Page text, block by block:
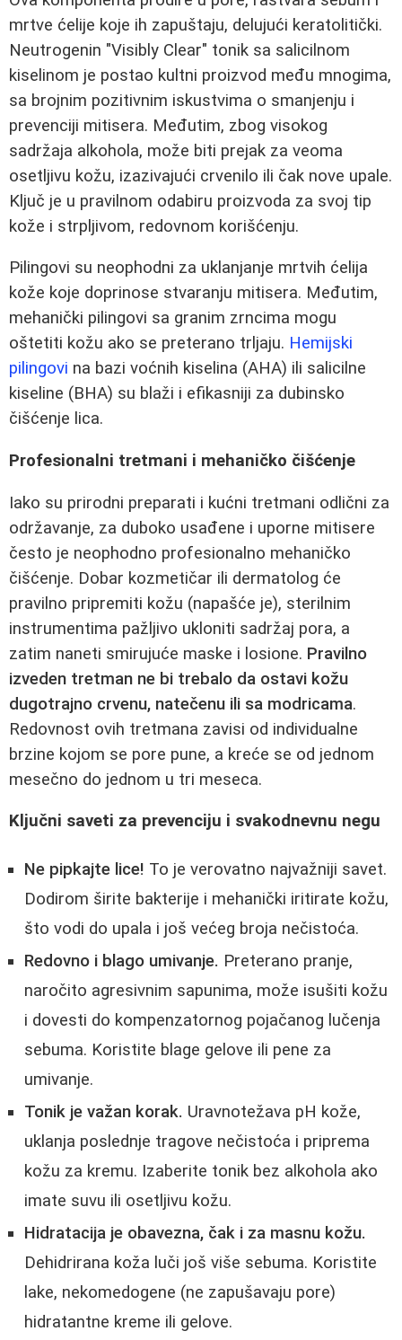
mrtve ćelije koje ih zapuštaju, delujući keratolitički.
Neutrogenin "Visibly Clear" tonik sa salicilnom
kiselinom je postao kultni proizvod među mnogima,
sa brojnim pozitivnim iskustvima o smanjenju i
prevenciji mitisera. Međutim, zbog visokog
sadržaja alkohola, može biti prejak za veoma
osetljivu kožu, izazivajući crvenilo ili čak nove upale.
Ključ je u pravilnom odabiru proizvoda za svoj tip
kože i strpljivom, redovnom korišćenju.
Pilingovi su neophodni za uklanjanje mrtvih ćelija
kože koje doprinose stvaranju mitisera. Međutim,
mehanički pilingovi sa granim zrncima mogu
oštetiti kožu ako se preterano trljaju. Hemijski
pilingovi na bazi voćnih kiselina (AHA) ili salicilne
kiseline (BHA) su blaži i efikasniji za dubinsko
čišćenje lica.
Profesionalni tretmani i mehaničko čišćenje
Iako su prirodni preparati i kućni tretmani odlični za
održavanje, za duboko usađene i uporne mitisere
često je neophodno profesionalno mehaničko
čišćenje. Dobar kozmetičar ili dermatolog će
pravilno pripremiti kožu (napašće je), sterilnim
instrumentima pažljivo ukloniti sadržaj pora, a
zatim naneti smirujuće maske i losione. Pravilno
izveden tretman ne bi trebalo da ostavi kožu
dugotrajno crvenu, natečenu ili sa modricama.
Redovnost ovih tretmana zavisi od individualne
brzine kojom se pore pune, a kreće se od jednom
mesečno do jednom u tri meseca.
Ključni saveti za prevenciju i svakodnevnu negu
Ne pipkajte lice! To je verovatno najvažniji savet.
Dodirom širite bakterije i mehanički iritirate kožu,
što vodi do upala i još većeg broja nečistoća.
Redovno i blago umivanje. Preterano pranje,
naročito agresivnim sapunima, može isušiti kožu
i dovesti do kompenzatornog pojačanog lučenja
sebuma. Koristite blage gelove ili pene za
umivanje.
Tonik je važan korak. Uravnotežava pH kože,
uklanja poslednje tragove nečistoća i priprema
kožu za kremu. Izaberite tonik bez alkohola ako
imate suvu ili osetljivu kožu.
Hidratacija je obavezna, čak i za masnu kožu.
Dehidrirana koža luči još više sebuma. Koristite
lake, nekomedogene (ne zapušavaju pore)
hidratantne kreme ili gelove.